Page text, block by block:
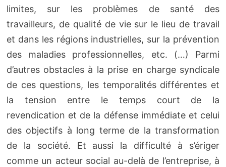
limites, sur les problèmes de santé des
travailleurs, de qualité de vie sur le lieu de travail
et dans les régions industrielles, sur la prévention
des maladies professionnelles, etc. (…) Parmi
d’autres obstacles à la prise en charge syndicale
de ces questions, les temporalités différentes et
la tension entre le temps court de la
revendication et de la défense immédiate et celui
des objectifs à long terme de la transformation
de la société. Et aussi la difficulté à s’ériger
comme un acteur social au-delà de l’entreprise, à